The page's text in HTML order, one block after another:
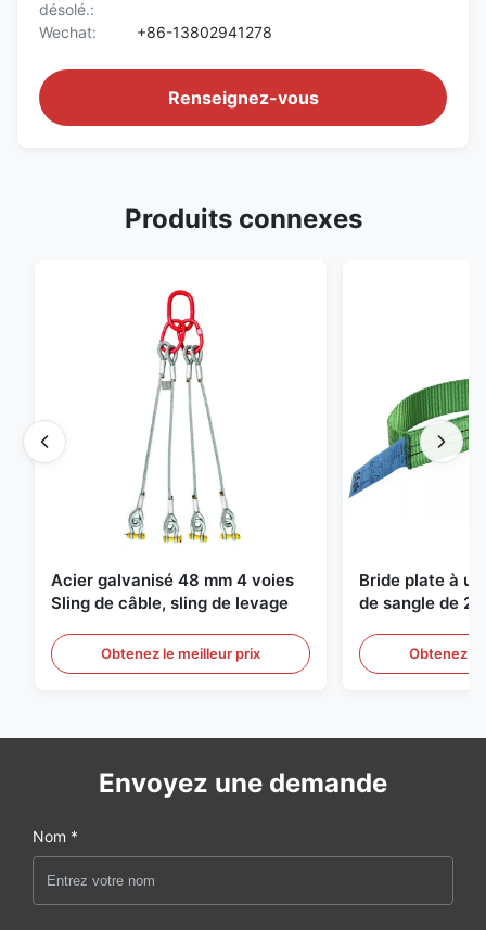
désolé.:
Wechat: +86-13802941278
Renseignez-vous
Produits connexes
Acier galvanisé 48 mm 4 voies
Sling de câble, sling de levage
Obtenez le meilleur prix
Bride plate à
de sangle de 2
Obtenez
Envoyez une demande
Nom *